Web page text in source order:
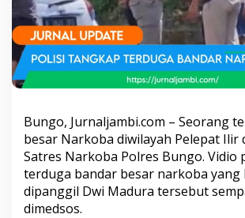
a
n
g
s
a
h
T
e
t
Bungo, Jurnaljambi.com – Seorang
besar Narkoba diwilayah Pelepat Ilir
Satres Narkoba Polres Bungo. Vidio
terduga bandar besar narkoba yang
dipanggil Dwi Madura tersebut
dimedsos.